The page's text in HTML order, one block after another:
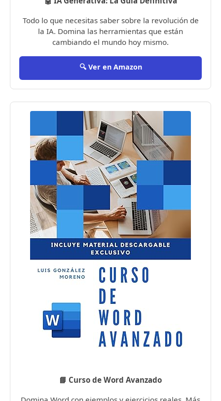
Todo lo que necesitas saber sobre la revolución de
la IA. Domina las herramientas que están
cambiando el mundo hoy mismo.
🔍 Ver en Amazon
📘 Curso de Word Avanzado